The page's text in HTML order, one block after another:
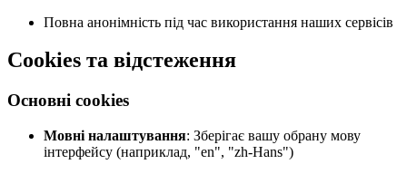
Повна анонімність під час використання наших сервісів
Cookies та відстеження
Основні cookies
Мовні налаштування: Зберігає вашу обрану мову
інтерфейсу (наприклад, "en", "zh-Hans")